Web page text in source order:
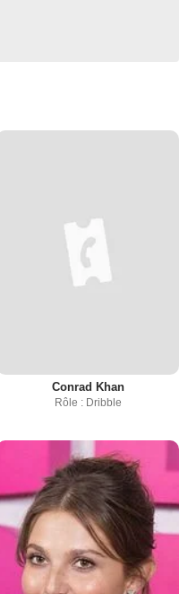
Conrad Khan
Rôle : Dribble